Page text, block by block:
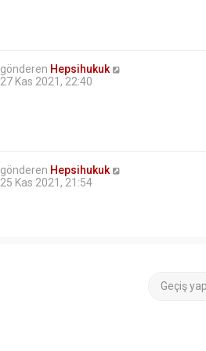
gönderen Hepsihukuk
27 Kas 2021, 22:40
gönderen Hepsihukuk
25 Kas 2021, 21:54
Geçiş